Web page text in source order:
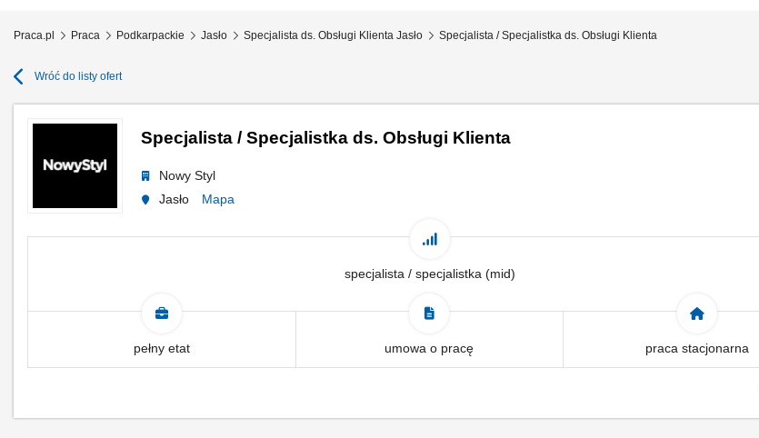
Praca.pl Praca Podkarpackie Jasło Specjalista ds. Obsługi Klienta Jasło Specjalista / Specjalistka ds. Obsługi Klienta
Wróć do listy ofert
Specjalista / Specjalistka ds. Obsługi Klienta
Nowy Styl
Jasło
Mapa
specjalista / specjalistka (mid)
pełny etat umowa o pracę praca stacjonarna